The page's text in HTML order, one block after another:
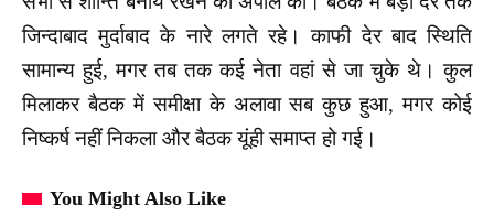
जिन्दाबाद मुर्दाबाद के नारे लगते रहे। काफी देर बाद स्थिति
सामान्य हुई, मगर तब तक कई नेता वहां से जा चुके थे। कुल
मिलाकर बैठक में समीक्षा के अलावा सब कुछ हुआ, मगर कोई
निष्कर्ष नहीं निकला और बैठक यूंही समाप्त हो गई।
You Might Also Like